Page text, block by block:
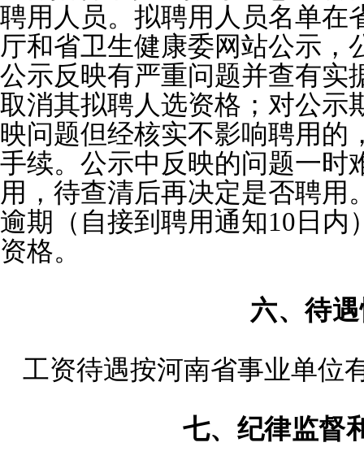
聘用人员。拟聘用人员名单在
厅和省卫生健康委网站公示，
公示反映有严重问题并查有实
取消其拟聘人选资格；对公示
映问题但经核实不影响聘用的
手续。公示中反映的问题一时
用，待查清后再决定是否聘用
逾期（自接到聘用通知10日内
资格。
六、待
工资待遇按河南省事业单位
七、纪律监督